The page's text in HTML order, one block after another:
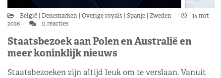
België Denemarken Overige royals Spanje Zweden
14 mrt
2026
11 reacties
Staatsbezoek aan Polen en Australië en
meer koninklijk nieuws
Staatsbezoeken zijn altijd leuk om te verslaan. Vanuit